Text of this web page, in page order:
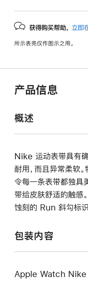
获得购买帮助， 立即
所示表壳仅作图示之用。
产品信息
概述
Nike 运动表带具有
耐用，而且异常柔软
令每一条表带都独具
带给皮肤舒适的触感
蚀刻的 Run 斜勾标识
包装内容
Apple Watch Nike